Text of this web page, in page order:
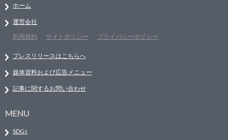
ホーム
運営会社
利用規約
サイトポリシー プライバシーポリシー
プレスリリースはこちらへ
媒体資料および広告メニュー
記事に関するお問い合わせ
MENU
SDGs